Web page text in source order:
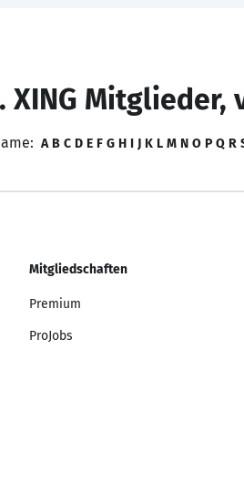
XING Mitglieder,
A B C D E F G H I J K L M N O P Q R
Mitgliedschaften
Premium
ProJobs